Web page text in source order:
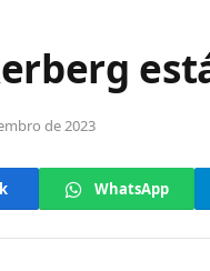
de 2023
WhatsApp